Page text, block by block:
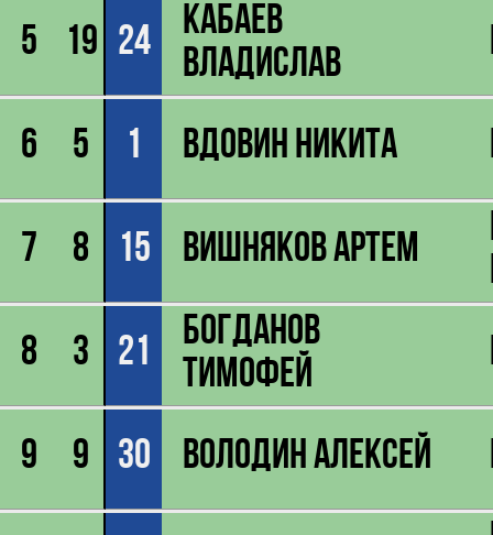
5 19 24
Кабаев
Владислав
6 5 1 Вдовин Никита
7 8 15 Вишняков Артем
8
3 21
Богданов
Тимофей
9 9 30 Володин Алексей